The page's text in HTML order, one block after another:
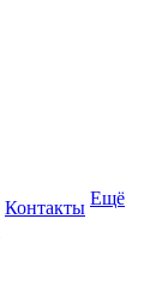
Контакты Ещё